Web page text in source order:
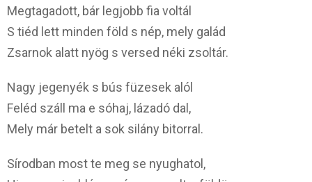
Megtagadott, bár legjobb fia voltál
S tiéd lett minden föld s nép, mely galád
Zsarnok alatt nyög s versed néki zsoltár.
Nagy jegenyék s bús füzesek alól
Feléd száll ma e sóhaj, lázadó dal,
Mely már betelt a sok silány bitorral.
Sírodban most te meg se nyughatol,